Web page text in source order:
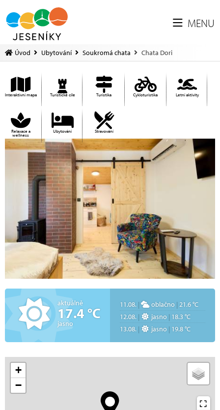
MENU
Úvod Ubytování Soukromá chata Chata Dori
Interaktivní mapa Turistické cíle Turistika Cykloturistika Letní aktivity
Relaxace a
wellness
Ubytování Stravování
aktuálně
17.4 °C
jasno
11.08. | oblačno | 21.6 °C
12.08. | jasno | 18.3 °C
13.08. | jasno | 19.8 °C
+
−